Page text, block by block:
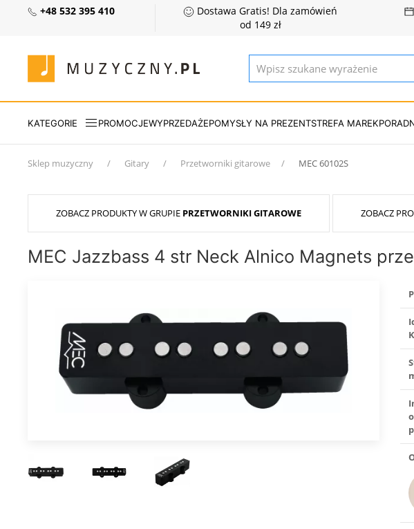
+48 532 395 410
Dostawa Gratis! Dla zamówień
od 149 zł
KATEGORIE PROMOCJEWYPRZEDAŻEPOMYSŁY NA PREZENTSTREFA MAREK
Sklep muzyczny Gitary Przetworniki gitarowe MEC 60102S
ZOBACZ PRODUKTY W GRUPIE PRZETWORNIKI GITAROWE ZOBACZ
MEC Jazzbass 4 str Neck Alnico Magnets